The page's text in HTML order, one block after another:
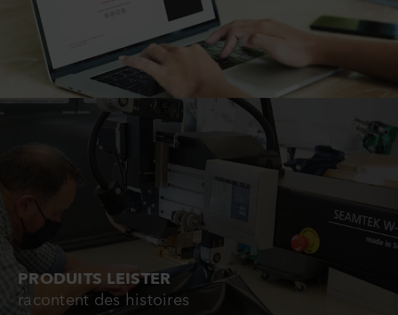
PRODUITS LEISTER
racontent des histoires